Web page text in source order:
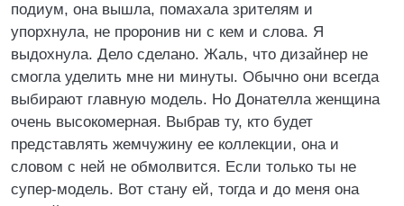
подиум, она вышла, помахала зрителям и
упорхнула, не проронив ни с кем и слова. Я
выдохнула. Дело сделано. Жаль, что дизайнер не
смогла уделить мне ни минуты. Обычно они всегда
выбирают главную модель. Но Донателла женщина
очень высокомерная. Выбрав ту, кто будет
представлять жемчужину ее коллекции, она и
словом с ней не обмолвится. Если только ты не
супер-модель. Вот стану ей, тогда и до меня она